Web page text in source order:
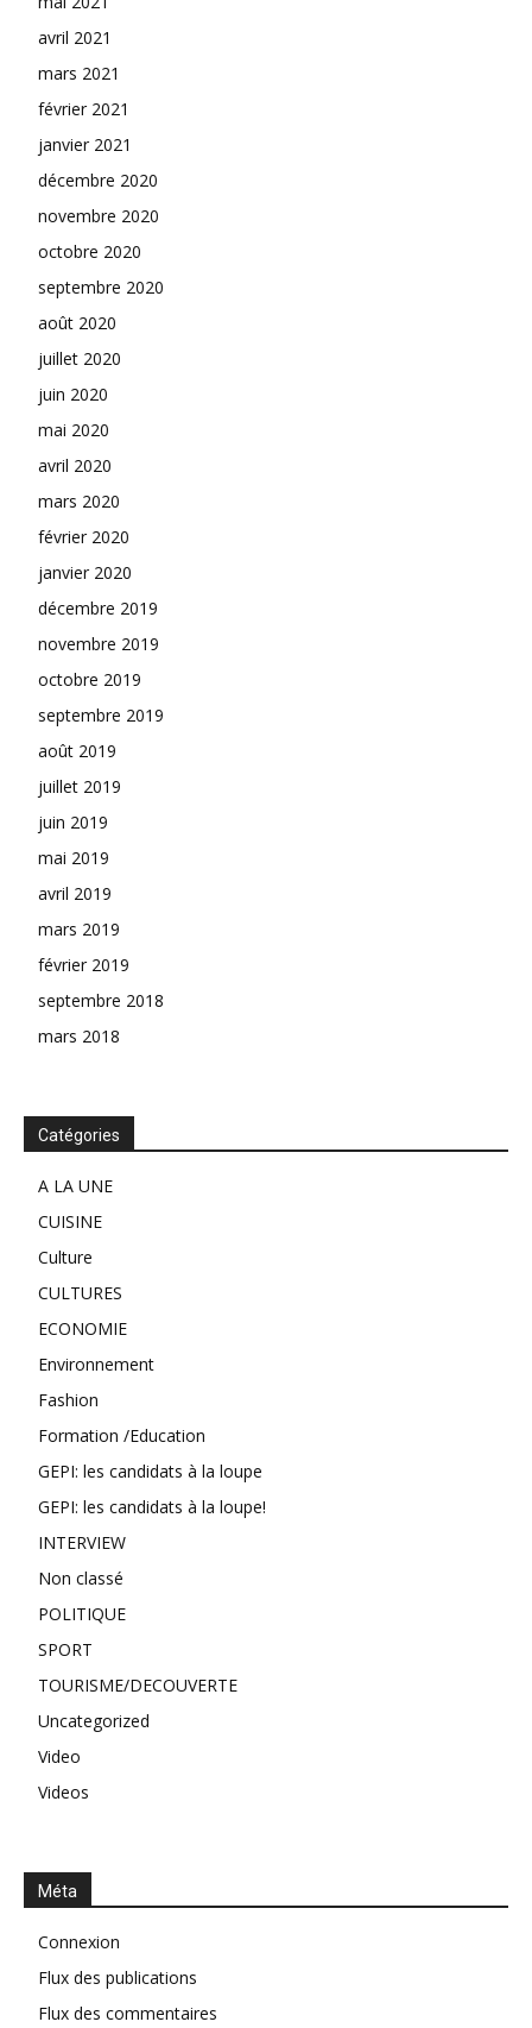
avril 2021
mars 2021
février 2021
janvier 2021
décembre 2020
novembre 2020
octobre 2020
septembre 2020
août 2020
juillet 2020
juin 2020
mai 2020
avril 2020
mars 2020
février 2020
janvier 2020
décembre 2019
novembre 2019
octobre 2019
septembre 2019
août 2019
juillet 2019
juin 2019
mai 2019
avril 2019
mars 2019
février 2019
septembre 2018
mars 2018
Catégories
A LA UNE
CUISINE
Culture
CULTURES
ECONOMIE
Environnement
Fashion
Formation /Education
GEPI: les candidats à la loupe
GEPI: les candidats à la loupe!
INTERVIEW
Non classé
POLITIQUE
SPORT
TOURISME/DECOUVERTE
Uncategorized
Video
Videos
Méta
Connexion
Flux des publications
Flux des commentaires